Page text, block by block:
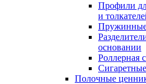
Профили
и
основании
Роллерная
Полочные